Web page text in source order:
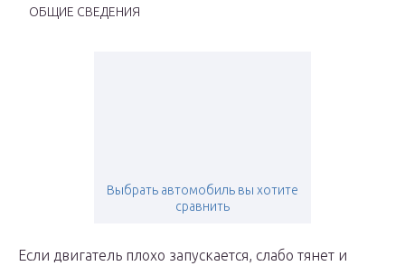
ОБЩИЕ СВЕДЕНИЯ
Выбрать автомобиль вы хотите
сравнить
Если двигатель плохо запускается, слабо тянет и